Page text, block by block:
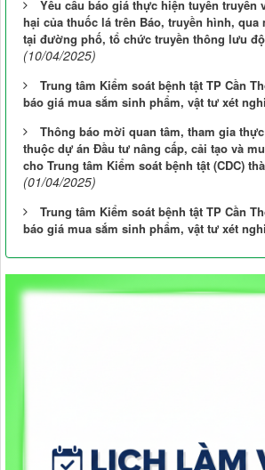
Yêu cầu báo giá thực hiện tuyên truyền
hại của thuốc lá trên Báo, truyền hình, qua
tại đường phố, tổ chức truyền thông lưu
(10/04/2025)
Trung tâm Kiểm soát bệnh tật TP Cần
báo giá mua sắm sinh phẩm, vật tư xét
Thông báo mời quan tâm, tham gia
thuộc dự án Đầu tư nâng cấp, cải tạo và
cho Trung tâm Kiểm soát bệnh tật (CDC)
(01/04/2025)
Trung tâm Kiểm soát bệnh tật TP Cần
báo giá mua sắm sinh phẩm, vật tư xét